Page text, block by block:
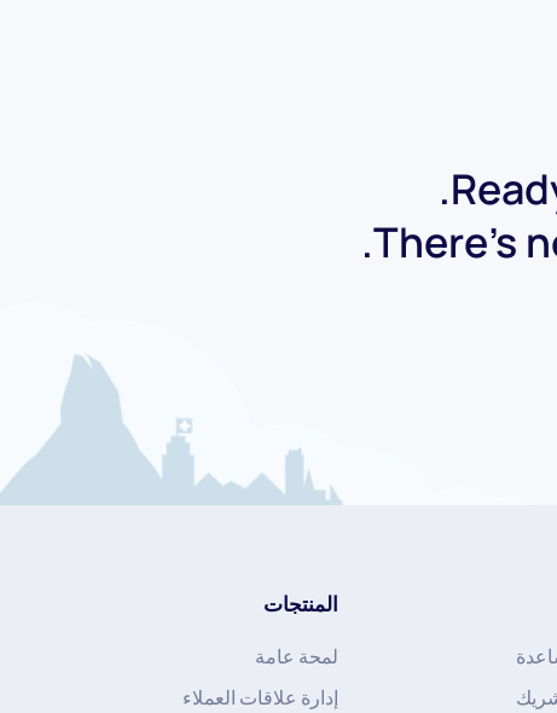
There's
المنتجات
لمحة عامة
إدارة علاقات العملاء